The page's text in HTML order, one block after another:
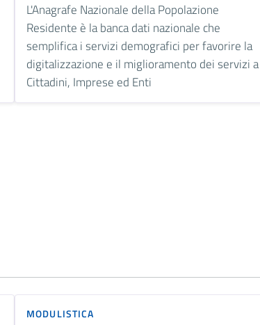
L'Anagrafe Nazionale della Popolazione
Residente è la banca dati nazionale che
semplifica i servizi demografici per favorire la
digitalizzazione e il miglioramento dei servizi a
Cittadini, Imprese ed Enti
MODULISTICA